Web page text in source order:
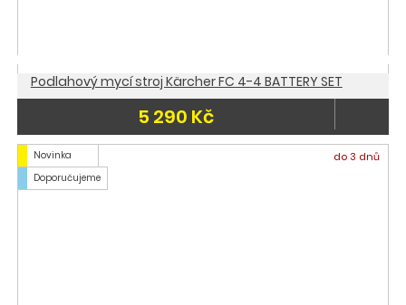
Podlahový mycí stroj Kärcher FC 4-4 BATTERY SET
5 290 Kč
Novinka
Doporučujeme
do 3 dnů